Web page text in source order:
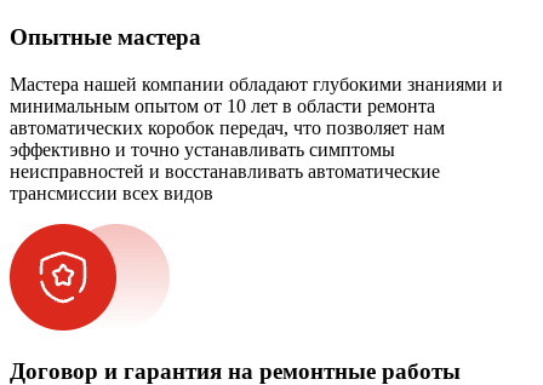
Опытные мастера
Мастера нашей компании обладают глубокими знаниями и
минимальным опытом от 10 лет в области ремонта
автоматических коробок передач, что позволяет нам
эффективно и точно устанавливать симптомы
неисправностей и восстанавливать автоматические
трансмиссии всех видов
Договор и гарантия на ремонтные работы